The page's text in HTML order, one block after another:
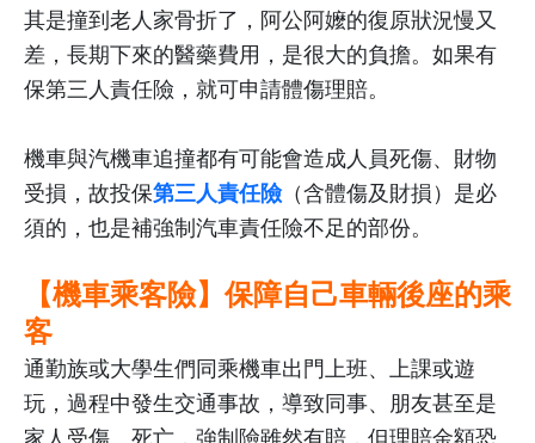
其是撞到老人家骨折了，阿公阿嬤的復原狀況慢又
差，長期下來的醫藥費用，是很大的負擔。如果有
保第三人責任險，就可申請體傷理賠。
機車與汽機車追撞都有可能會造成人員死傷、財物
受損，故投保第三人責任險（含體傷及財損）是必
須的，也是補強制汽車責任險不足的部份。
【機車乘客險】保障自己車輛後座的乘
客
通勤族或大學生們同乘機車出門上班、上課或遊
玩，過程中發生交通事故，導致同事、朋友甚至是
家人受傷、死亡，強制險雖然有賠，但理賠金額恐